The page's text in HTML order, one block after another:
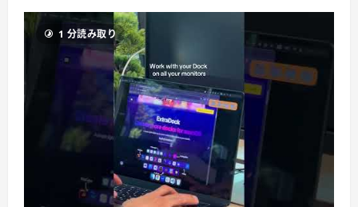
1 分読み取り